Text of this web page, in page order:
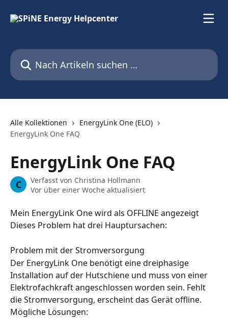
Nach Artikeln suchen …
Alle Kollektionen
EnergyLink One (ELO)
EnergyLink One FAQ
EnergyLink One FAQ
C Verfasst von Christina Hollmann
Vor über einer Woche aktualisiert
Mein EnergyLink One wird als OFFLINE angezeigt
Dieses Problem hat drei Hauptursachen:
Problem mit der Stromversorgung
Der EnergyLink One benötigt eine dreiphasige
Installation auf der Hutschiene und muss von einer
Elektrofachkraft angeschlossen worden sein. Fehlt
die Stromversorgung, erscheint das Gerät offline.
Mögliche Lösungen: